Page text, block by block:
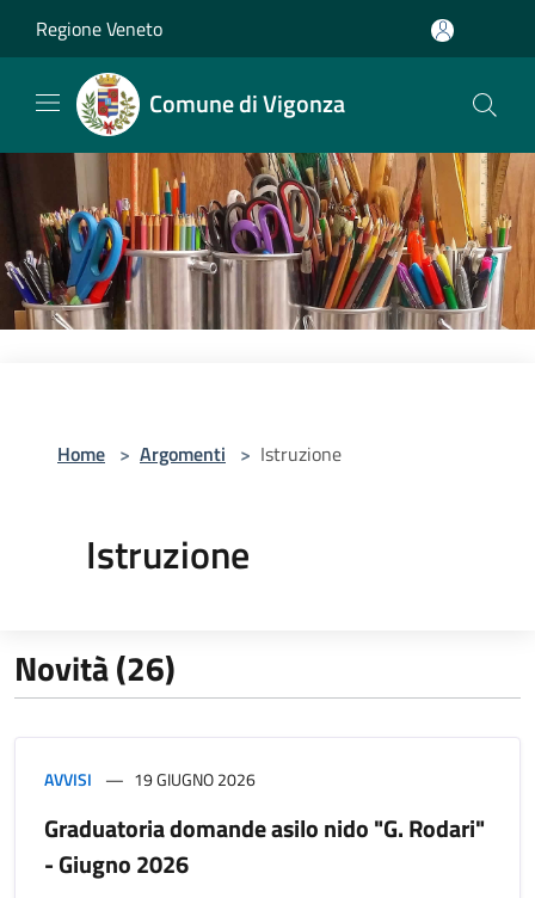
Regione Veneto
Comune di Vigonza
Home > Argomenti > Istruzione
Istruzione
Novità (26)
AVVISI 19 GIUGNO 2026
Graduatoria domande asilo nido "G. Rodari"
- Giugno 2026